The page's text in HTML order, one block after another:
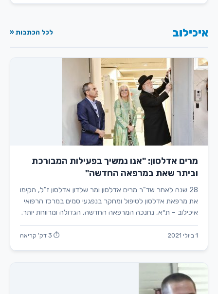
איכילוב לכל הכתבות «
מרים אדלסון: "אנו נמשיך בפעילות המבורכת
וביתר שאת במרפאה החדשה"
28 שנה לאחר שד"ר מרים אדלסון ומר שלדון אדלסון ז"ל, הקימו
את מרפאת אדלסון לטיפול ומחקר בנפגעי סמים במרכז הרפואי
איכילוב – ת״א, נחנכה המרפאה החדשה, הגדולה ומרווחת יותר.
1 ביולי 2021 ⏱ 3 דק' קריאה